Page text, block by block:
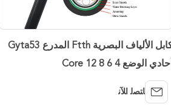
كابل الألياف البصرية Ftth المدرع Gyta53
أحادي الوضع 4 6 8 12 Core
ﺎﺘﺼﻟ ﺍﻶﻧ